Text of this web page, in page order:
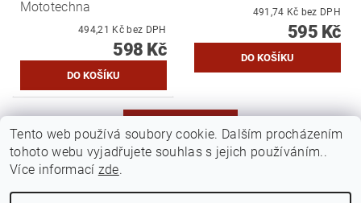
Mototechna
494,21 Kč bez DPH
598 Kč
491,74 Kč bez DPH
595 Kč
... 12
Tento web používá soubory cookie. Dalším procházením
tohoto webu vyjadřujete souhlas s jejich používáním..
Více informací zde.